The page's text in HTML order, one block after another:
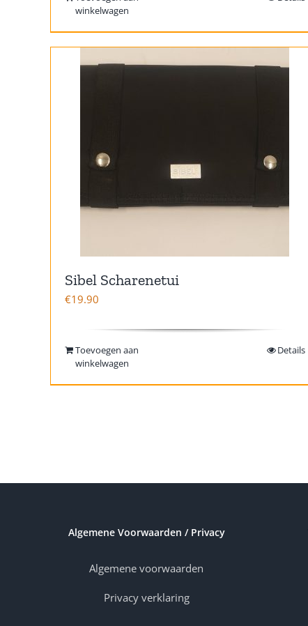
winkelwagen
Sibel Scharenetui
€19.90
Toevoegen aan
winkelwagen
Details
Algemene Voorwaarden / Privacy
Algemene voorwaarden
Privacy verklaring